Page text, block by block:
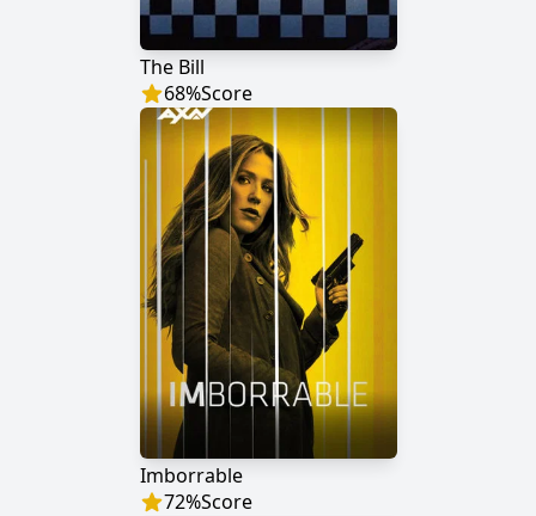
The Bill
68%Score
Imborrable
72%Score